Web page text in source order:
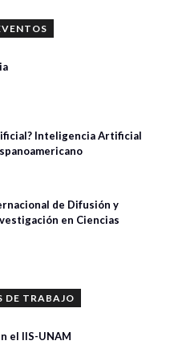
Inteligencia Artificial
de Difusión y
en Ciencias
DE TRABAJO
el IIS-UNAM